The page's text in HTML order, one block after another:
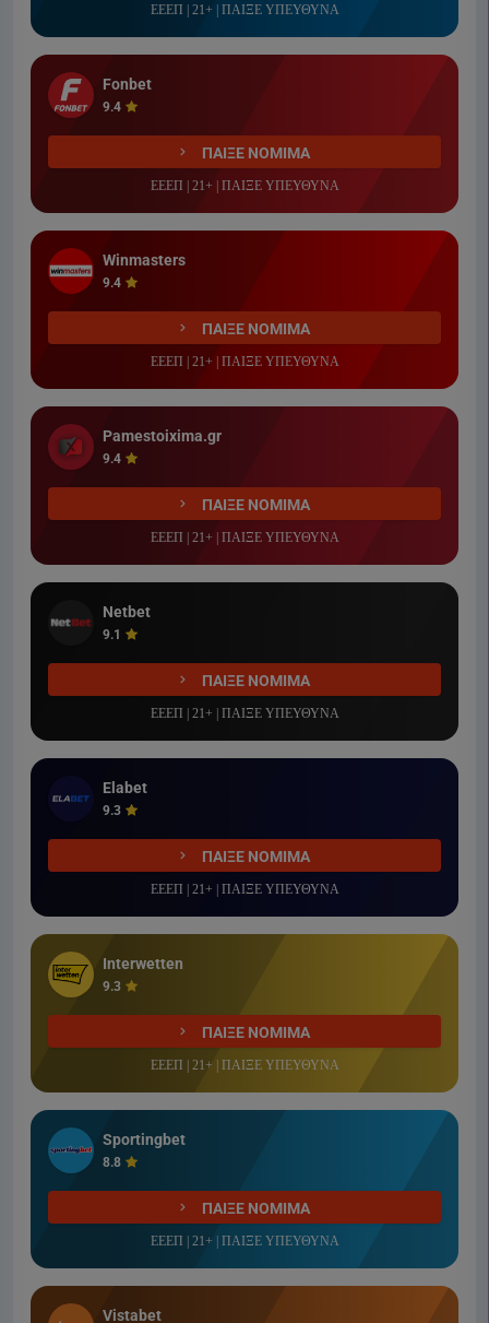
ΕΕΕΠ | 21+ | ΠΑΙΞΕ ΥΠΕΥΘΥΝΑ
Fonbet
9.4
ΠΑΙΞΕ ΝΟΜΙΜΑ
ΕΕΕΠ | 21+ | ΠΑΙΞΕ ΥΠΕΥΘΥΝΑ
Winmasters
9.4
ΠΑΙΞΕ ΝΟΜΙΜΑ
ΕΕΕΠ | 21+ | ΠΑΙΞΕ ΥΠΕΥΘΥΝΑ
Pamestoixima.gr
9.4
ΠΑΙΞΕ ΝΟΜΙΜΑ
ΕΕΕΠ | 21+ | ΠΑΙΞΕ ΥΠΕΥΘΥΝΑ
Netbet
9.1
ΠΑΙΞΕ ΝΟΜΙΜΑ
ΕΕΕΠ | 21+ | ΠΑΙΞΕ ΥΠΕΥΘΥΝΑ
Elabet
9.3
ΠΑΙΞΕ ΝΟΜΙΜΑ
ΕΕΕΠ | 21+ | ΠΑΙΞΕ ΥΠΕΥΘΥΝΑ
Interwetten
9.3
ΠΑΙΞΕ ΝΟΜΙΜΑ
ΕΕΕΠ | 21+ | ΠΑΙΞΕ ΥΠΕΥΘΥΝΑ
Sportingbet
8.8
ΠΑΙΞΕ ΝΟΜΙΜΑ
ΕΕΕΠ | 21+ | ΠΑΙΞΕ ΥΠΕΥΘΥΝΑ
Vistabet